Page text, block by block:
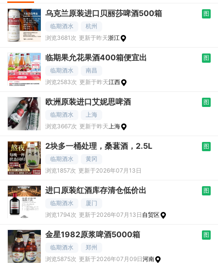
乌克兰原装进口贝丽莎啤酒500箱
图
临期酒水
杭州
浏览3681次 更新于昨天浙江
临期果允花果酒400箱便宜出
图
临期酒水
南昌
浏览2583次 更新于昨天江西
欧洲原装进口艾妮思啤酒
图
临期酒水
上海
浏览3667次 更新于昨天上海
2块多一桶处理，桑葚酒，2.5L
图
临期酒水
黄冈
浏览1857次 更新于2026年07月13日
进口原装红酒库存清仓低价出
图
临期酒水
厦门
浏览1794次 更新于2026年07月13日 自贸区
金星1982原浆啤酒5000箱
图
临期酒水
郑州
浏览5875次 更新于2026年07月09日河南